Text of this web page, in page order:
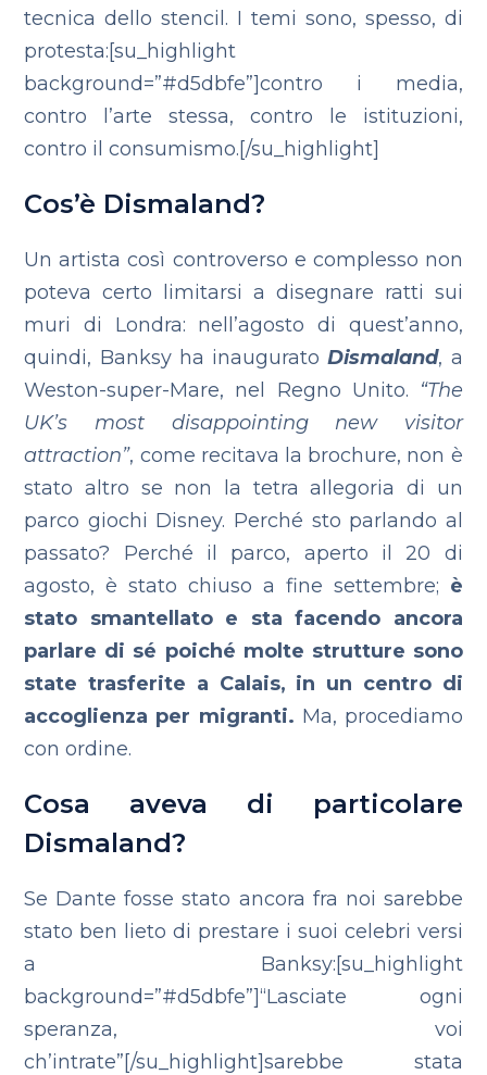
tecnica dello stencil. I temi sono, spesso, di
protesta:[su_highlight
background=”#d5dbfe”]contro i media,
contro l’arte stessa, contro le istituzioni,
contro il consumismo.[/su_highlight]
Cos’è Dismaland?
Un artista così controverso e complesso non
poteva certo limitarsi a disegnare ratti sui
muri di Londra: nell’agosto di quest’anno,
quindi, Banksy ha inauguratoDismaland, a
Weston-super-Mare, nel Regno Unito. “The
UK’s most disappointing new visitor
attraction”, come recitava la brochure, non è
stato altro se non la tetra allegoria di un
parco giochi Disney. Perché sto parlando al
passato? Perché il parco, aperto il 20 di
agosto, è stato chiuso a fine settembre; è
stato smantellato e sta facendo ancora
parlare di sé poiché molte strutture sono
state trasferite a Calais, in un centro di
accoglienza per migranti. Ma, procediamo
con ordine.
Cosa aveva di particolare
Dismaland?
Se Dante fosse stato ancora fra noi sarebbe
stato ben lieto di prestare i suoi celebri versi
a Banksy:[su_highlight
background=”#d5dbfe”]“Lasciate ogni
speranza, voi
ch’intrate”[/su_highlight]sarebbe stata